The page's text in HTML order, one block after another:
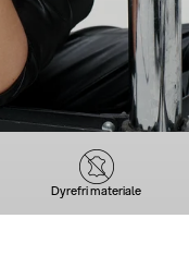
Dyrefri materiale